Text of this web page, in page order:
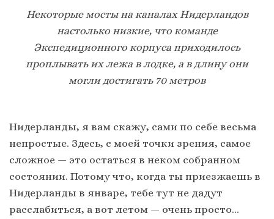
Некоторые мосты на каналах Нидерландов
настолько низкие, что команде
Экспедиционного корпуса приходилось
проплывать их лежа в лодке, а в длину они
могли достигать 70 метров
Нидерланды, я вам скажу, сами по себе весьма
непростые. Здесь, с моей точки зрения, самое
сложное — это остаться в неком собранном
состоянии. Потому что, когда ты приезжаешь в
Нидерланды в январе, тебе тут не дадут
расслабиться, а вот летом — очень просто…